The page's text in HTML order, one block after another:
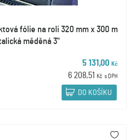
fólie na roli 320 mm x 300 m
měděná 3"
5 131,00 Kč
6 208,51 Kč s DPH
DO KOŠÍKU